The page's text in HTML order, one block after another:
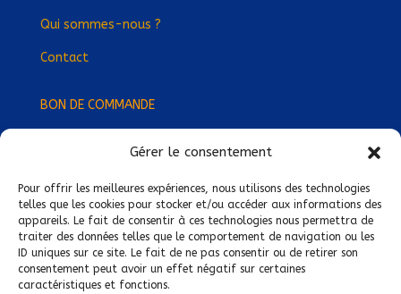
Gérer le consentement
Pour offrir les meilleures expériences, nous utilisons des technologies
telles que les cookies pour stocker et/ou accéder aux informations des
appareils. Le fait de consentir à ces technologies nous permettra de
traiter des données telles que le comportement de navigation ou les
ID uniques sur ce site. Le fait de ne pas consentir ou de retirer son
consentement peut avoir un effet négatif sur certaines
caractéristiques et fonctions.
Qui sommes-nous ?
Contact
BON DE COMMANDE
Devenez Délégué·e Régional·e !
Trouvez-nous près de chez vous !
Mentions légales
Conditions générales de vente